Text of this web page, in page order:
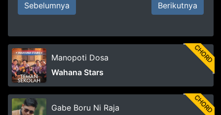
Sebelumnya Berikutnya
CHORD
Manopoti Dosa
Wahana Stars
CHORD
Gabe Boru Ni Raja